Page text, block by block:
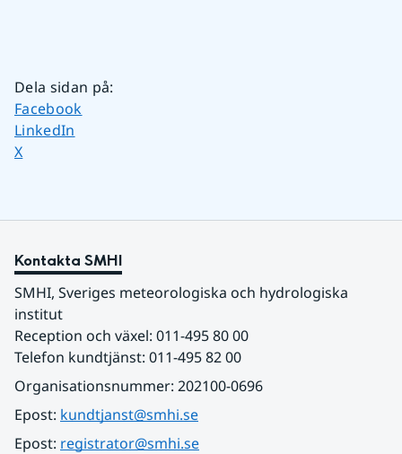
Dela sidan på:
Dela sidan på
Facebook
Dela sidan på
LinkedIn
Dela sidan på
X
Kontakta SMHI
SMHI, Sveriges meteorologiska och hydrologiska
institut
Reception och växel: 011-495 80 00
Telefon kundtjänst: 011-495 82 00
Organisationsnummer: 202100-0696
Epost: kundtjanst@smhi.se
Epost: registrator@smhi.se